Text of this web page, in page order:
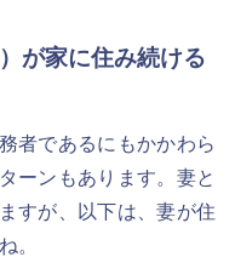
が家に住み続ける
者であるにもかかわら
ーンもあります。妻と
すが、以下は、妻が住
。